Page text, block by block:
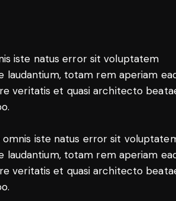
iste natus error sit voluptatem
laudantium, totam rem aperiam
veritatis et quasi architecto
omnis iste natus error sit
laudantium, totam rem aperiam
veritatis et quasi architecto